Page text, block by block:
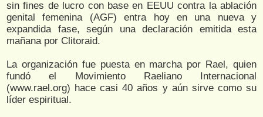
sin fines de lucro con base en EEUU contra la ablación
genital femenina (AGF) entra hoy en una nueva y
expandida fase, según una declaración emitida esta
mañana por Clitoraid.
La organización fue puesta en marcha por Rael, quien
fundó el Movimiento Raeliano Internacional
(www.rael.org) hace casi 40 años y aún sirve como su
líder espiritual.